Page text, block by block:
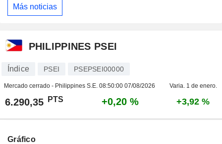
Más noticias
PHILIPPINES PSEI
Índice PSEI PSEPSEI00000
Mercado cerrado - Philippines S.E. 08:50:00 07/08/2026 Varia. 1 de enero.
6.290,35 PTS +0,20 % +3,92 %
Gráfico